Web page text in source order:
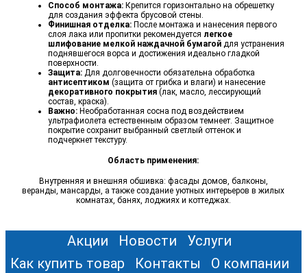
Способ монтажа:Крепится горизонтально на обрешетку
для создания эффекта брусовой стены.
Финишная отделка:После монтажа и нанесения первого
слоя лака или пропитки рекомендуется легкое
шлифование мелкой наждачной бумагойдля устранения
поднявшегося ворса и достижения идеально гладкой
поверхности.
Защита:Для долговечности обязательна обработка
антисептиком (защита от грибка и влаги) и нанесение
декоративного покрытия(лак, масло, лессирующий
состав, краска).
Важно:Необработанная сосна под воздействием
ультрафиолета естественным образом темнеет. Защитное
покрытие сохранит выбранный светлый оттенок и
подчеркнет текстуру.
Область применения:
Внутренняя и внешняя обшивка: фасады домов, балконы,
веранды, мансарды, а также создание уютных интерьеров в жилых
комнатах, банях, лоджиях и коттеджах.
Акции Новости
Услуги
Как купить товар
Контакты О компании